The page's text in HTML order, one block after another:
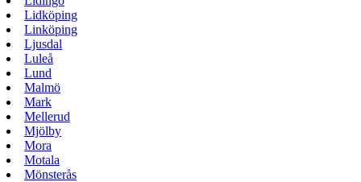
Lidköping
Linköping
Ljusdal
Luleå
Lund
Malmö
Mark
Mellerud
Mjölby
Mora
Motala
Mönsterås